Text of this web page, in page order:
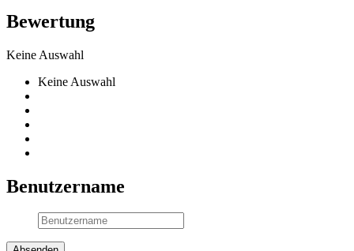
Bewertung
Keine Auswahl
Keine Auswahl
Benutzername